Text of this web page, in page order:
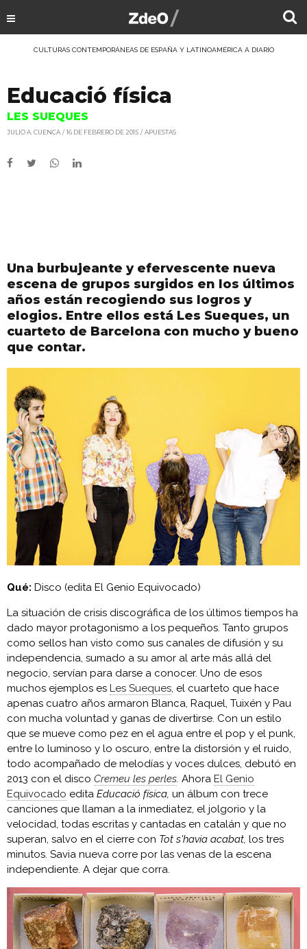
CULTURAS CONTEMPORÁNEAS DE ESPAÑA Y LATINOAMÉRICA A DIARIO
Educació física
LES SUEQUES
JULIO A. CUENCA 16 DE FEBRERO DE 2015 APUESTAS
Una burbujeante y efervescente nueva
escena de grupos surgidos en los últimos
años están recogiendo sus logros y
elogios. Entre ellos está Les Sueques, un
cuarteto de Barcelona con mucho y bueno
que contar.
Qué: Disco (edita El Genio Equivocado)
La situación de crisis discográfica de los últimos tiempos ha
dado mayor protagonismo a los pequeños. Tanto grupos
como sellos han visto como sus canales de difusión y su
independencia, sumado a su amor al arte más allá del
negocio, servían para darse a conocer. Uno de esos
muchos ejemplos es Les Sueques , el cuarteto que hace
apenas cuatro años armaron Blanca, Raquel, Tuixén y Pau
con mucha voluntad y ganas de divertirse. Con un estilo
que se mueve como pez en el agua entre el pop y el punk,
entre lo luminoso y lo oscuro, entre la distorsión y el ruido,
todo acompañado de melodías y voces dulces, debutó en
2013 con el disco Cremeu les perles Ahora El Genio
Equivocado edita Educació física, un álbum con trece
canciones que llaman a la inmediatez, el jolgorio y la
velocidad, todas escritas y cantadas en catalán y que no
superan, salvo en el cierre con Tot s'havia acabat, los tres
minutos. Savia nueva corre por las venas de la escena
independiente. A dejar que corra.